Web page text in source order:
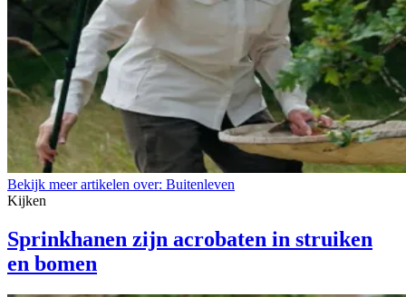
Bekijk meer artikelen over: Buitenleven
Kijken
Sprinkhanen zijn acrobaten in struiken
en bomen